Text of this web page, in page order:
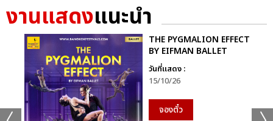
งานแสดงแนะนำ
THE PYGMALION EFFECT
BY EIFMAN BALLET
วันที่แสดง :
15/10/26
จองตั๋ว